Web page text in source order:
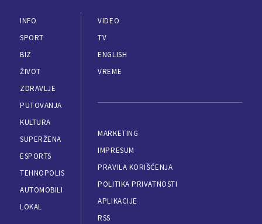
INFO
SPORT
BIZ
ŽIVOT
ZDRAVLJE
PUTOVANJA
KULTURA
SUPERŽENA
ESPORTS
TEHNOPOLIS
AUTOMOBILI
LOKAL
VIDEO
TV
ENGLISH
VREME
MARKETING
IMPRESUM
PRAVILA KORIŠĆENJA
POLITIKA PRIVATNOSTI
APLIKACIJE
RSS